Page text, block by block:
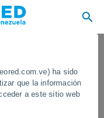
ha sido
que la información
a este sitio web